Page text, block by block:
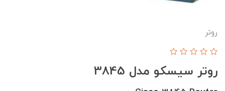
روتر
روتر سیسکو مدل 3845